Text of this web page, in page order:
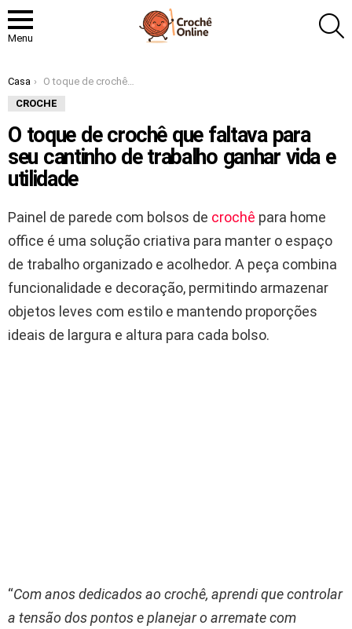
Menu
Você está aqui:
Casa
O toque de crochê que faltava para seu cantinho de trabalho ganhar vida e utilidade
CROCHE
O toque de crochê que faltava para
seu cantinho de trabalho ganhar vida e
utilidade
Painel de parede com bolsos de crochê para home
office é uma solução criativa para manter o espaço
de trabalho organizado e acolhedor. A peça combina
funcionalidade e decoração, permitindo armazenar
objetos leves com estilo e mantendo proporções
ideais de largura e altura para cada bolso.
“Com anos dedicados ao crochê, aprendi que controlar
a tensão dos pontos e planejar o arremate com